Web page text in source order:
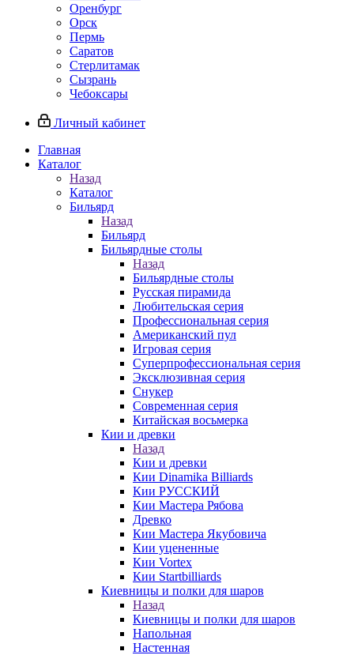
Оренбург
Орск
Пермь
Саратов
Стерлитамак
Сызрань
Чебоксары
Личный кабинет
Главная
Каталог
Назад
Каталог
Бильярд
Назад
Бильярд
Бильярдные столы
Назад
Бильярдные столы
Русская пирамида
Любительская серия
Профессиональная серия
Американский пул
Игровая серия
Суперпрофессиональная серия
Эксклюзивная серия
Снукер
Современная серия
Китайская восьмерка
Кии и древки
Назад
Кии и древки
Кии Dinamika Billiards
Кии РУССКИЙ
Кии Мастера Рябова
Древко
Кии Мастера Якубовича
Кии уцененные
Кии Vortex
Кии Startbilliards
Киевницы и полки для шаров
Назад
Киевницы и полки для шаров
Напольная
Настенная